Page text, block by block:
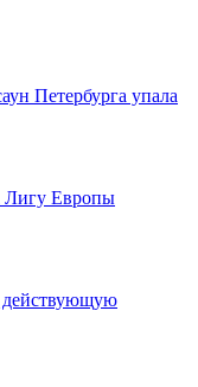
Петербурга упала
Лигу Европы
действующую